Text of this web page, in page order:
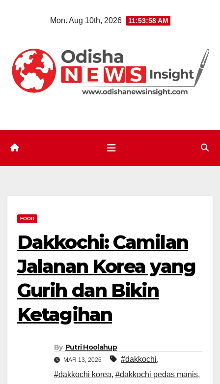
Mon. Aug 10th, 2026 11:53:59 AM
FOOD
Dakkochi: Camilan
Jalanan Korea yang
Gurih dan Bikin
Ketagihan
By Putri Hoolahup
MAR 13, 2026 #dakkochi,
#dakkochi korea, #dakkochi pedas manis,